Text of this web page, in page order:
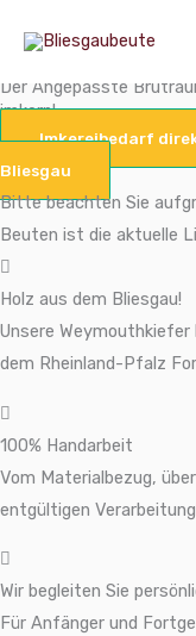
Inhalt
springen
VON ANFANG AN!
Der Angepasste
imkern!
Imkereibedarf
Bliesgau
Bitte beachten Sie
Beuten ist die aktuelle
Holz aus dem Bliesgau!
Unsere
dem Rheinland-Pfalz
100% Handarbeit
Vom Materialbezug,
entgültigen
Wir begleiten Sie
Für Anfänger und